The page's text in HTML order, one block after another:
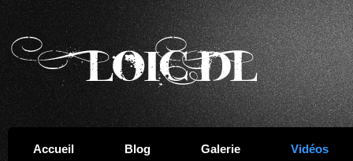
Accueil Blog Galerie Vidéos